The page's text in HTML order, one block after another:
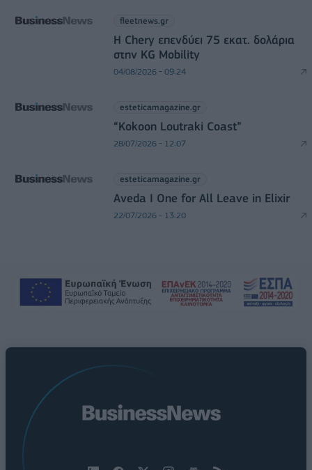
fleetnews.gr
Η Chery επενδύει 75 εκατ. δολάρια
στην KG Mobility
04/08/2026 - 09:24
esteticamagazine.gr
“Kokoon Loutraki Coast”
28/07/2026 - 12:07
esteticamagazine.gr
Aveda I One for All Leave in Elixir
22/07/2026 - 13:20